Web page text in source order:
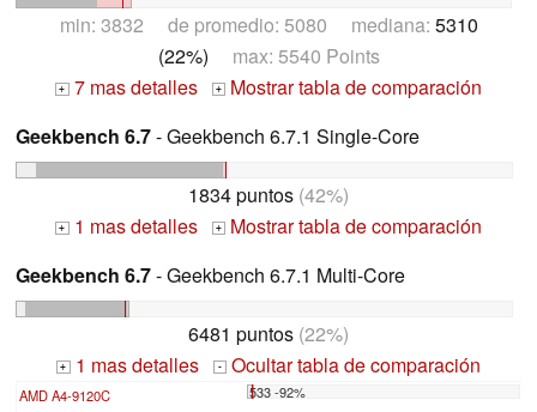
min: 3832 de promedio: 5080 mediana: 5310
(22%) max: 5540 Points
+ 7 mas detalles +
Mostrar tabla de comparación
Geekbench 6.7- Geekbench 6.7.1 Single-Core
1834 puntos (42%)
+ 1 mas detalles +
Mostrar tabla de comparación
Geekbench 6.7- Geekbench 6.7.1 Multi-Core
6481 puntos (22%)
+ 1 mas detalles - Ocultar tabla de comparación
AMD A4-9120C 533 -92%